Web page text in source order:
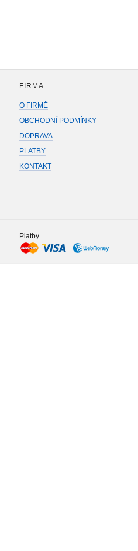
FIRMA
O FIRMĚ
OBCHODNÍ PODMÍNKY
DOPRAVA
PLATBY
KONTAKT
Platby